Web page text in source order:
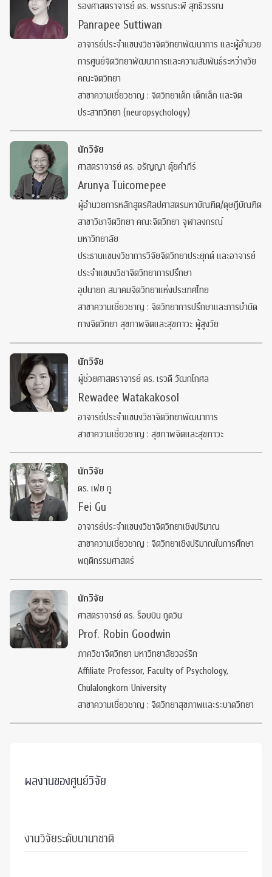
รองศาสตราจารย์ ดร. พรรณระพี สุทธิวรรณ
Panrapee Suttiwan
อาจารย์ประจำแขนงวิชาจิตวิทยาพัฒนาการ และผู้อำนวย
การศูนย์จิตวิทยาพัฒนาการและความสัมพันธ์ระหว่างวัย
คณะจิตวิทยา
สาขาความเชี่ยวชาญ : จิตวิทยาเด็ก เด็กเล็ก และจิต
ประสาทวิทยา (neuropsychology)
นักวิจัย
ศาสตราจารย์ ดร. อรัญญา ตุ้ยคำภีร์
Arunya Tuicomepee
ผู้อำนวยการหลักสูตรศิลปศาสตรมหาบัณฑิต/ดุษฎีบัณฑิต
สาขาวิชาจิตวิทยา คณะจิตวิทยา จุฬาลงกรณ์
มหาวิทยาลัย
ประธานแขนงวิชาการวิจัยจิตวิทยาประยุกต์ และอาจารย์
ประจำแขนงวิชาจิตวิทยาการปรึกษา
อุปนายก สมาคมจิตวิทยาแห่งประเทศไทย
สาขาความเชี่ยวชาญ : จิตวิทยาการปรึกษาและการบำบัด
ทางจิตวิทยา สุขภาพจิตและสุขภาวะ ผู้สูงวัย
นักวิจัย
ผู้ช่วยศาสตราจารย์ ดร. เรวดี วัฒกโกศล
Rewadee Watakakosol
อาจารย์ประจำแขนงวิชาจิตวิทยาพัฒนาการ
สาขาความเชี่ยวชาญ : สุขภาพจิตและสุขภาวะ
นักวิจัย
ดร. เฟย กู
Fei Gu
อาจารย์ประจำแขนงวิชาจิตวิทยาเชิงปริมาณ
สาขาความเชี่ยวชาญ : จิตวิทยาเชิงปริมาณในการศึกษา
พฤติกรรมศาสตร์
นักวิจัย
ศาสตราจารย์ ดร. ร็อบบิน กูดวิน
Prof. Robin Goodwin
ภาควิชาจิตวิทยา มหาวิทยาลัยวอร์ริก
Affiliate Professor, Faculty of Psychology,
Chulalongkorn University
สาขาความเชี่ยวชาญ : จิตวิทยาสุขภาพและระบาดวิทยา
ผลงานของศูนย์วิจัย
งานวิจัยระดับนานาชาติ